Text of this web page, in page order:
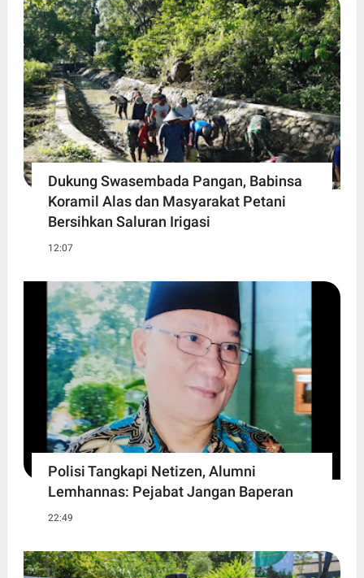
Dukung Swasembada Pangan, Babinsa
Koramil Alas dan Masyarakat Petani
Bersihkan Saluran Irigasi
12:07
Polisi Tangkapi Netizen, Alumni
Lemhannas: Pejabat Jangan Baperan
22:49